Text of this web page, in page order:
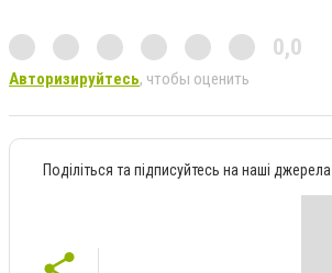
0,0
Авторизируйтесь, чтобы оценить
Поділіться та підписуйтесь на наші джерела